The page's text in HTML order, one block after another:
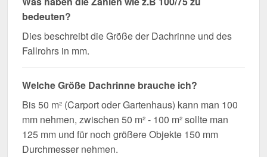
bedeuten?
Dies beschreibt die Größe der Dachrinne und des
Fallrohrs in mm.
Welche Größe Dachrinne brauche ich?
Bis 50 m² (Carport oder Gartenhaus) kann man 100
mm nehmen, zwischen 50 m² - 100 m² sollte man
125 mm und für noch größere Objekte 150 mm
Durchmesser nehmen.